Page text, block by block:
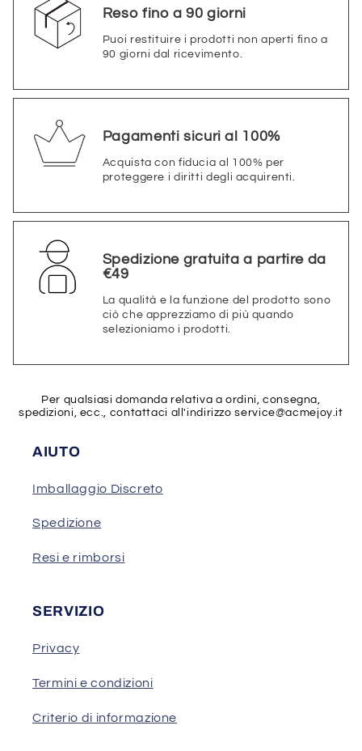
Reso fino a 90 giorni
Puoi restituire i prodotti non aperti fino a
90 giorni dal ricevimento.
Pagamenti sicuri al 100%
Acquista con fiducia al 100% per
proteggere i diritti degli acquirenti.
Spedizione gratuita a partire da
€49
La qualità e la funzione del prodotto sono
ciò che apprezziamo di più quando
selezioniamo i prodotti.
Per qualsiasi domanda relativa a ordini, consegna,
spedizioni, ecc., contattaci all'indirizzoservice@acmejoy.it
AIUTO
Imballaggio Discreto
Spedizione
Resi e rimborsi
SERVIZIO
Privacy
Termini e condizioni
Criterio di informazione